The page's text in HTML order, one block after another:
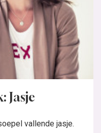
Jasje
vallende jasje.